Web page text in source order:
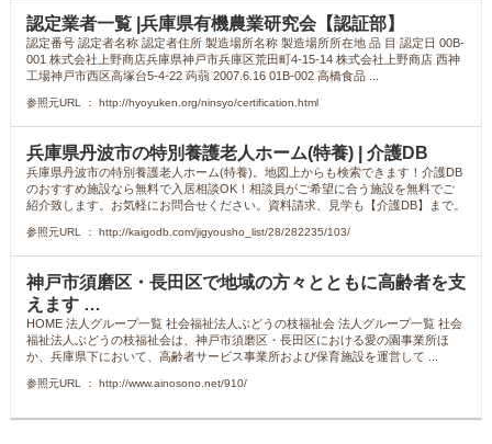
認定業者一覧 |兵庫県有機農業研究会【認証部】
認定番号 認定者名称 認定者住所 製造場所名称 製造場所所在地 品 目 認定日 00B-
001 株式会社上野商店兵庫県神戸市兵庫区荒田町4-15-14 株式会社上野商店 西神
工場神戸市西区高塚台5-4-22 蒟蒻 2007.6.16 01B-002 高橋食品 ...
参照元URL ： http://hyoyuken.org/ninsyo/certification.html
兵庫県丹波市の特別養護老人ホーム(特養) | 介護DB
兵庫県丹波市の特別養護老人ホーム(特養)。地図上からも検索できます！介護DB
のおすすめ施設なら無料で入居相談OK！相談員がご希望に合う施設を無料でご
紹介致します。お気軽にお問合せください。資料請求、見学も【介護DB】まで。
参照元URL ： http://kaigodb.com/jigyousho_list/28/282235/103/
神戸市須磨区・長田区で地域の方々とともに高齢者を支
えます …
HOME 法人グループ一覧 社会福祉法人ぶどうの枝福祉会 法人グループ一覧 社会
福祉法人ぶどうの枝福祉会は、神戸市須磨区・長田区における愛の園事業所ほ
か、兵庫県下において、高齢者サービス事業所および保育施設を運営して ...
参照元URL ： http://www.ainosono.net/910/